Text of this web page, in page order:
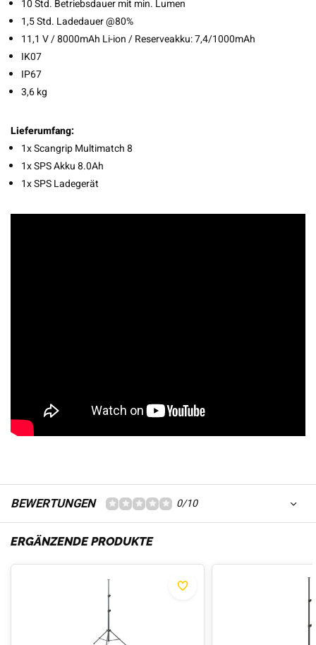
10 Std. Betriebsdauer mit min. Lumen
1,5 Std. Ladedauer @80%
11,1 V / 8000mAh Li-ion / Reserveakku: 7,4/1000mAh
IK07
IP67
3,6 kg
Lieferumfang:
1x Scangrip Multimatch 8
1x SPS Akku 8.0Ah
1x SPS Ladegerät
BEWERTUNGEN 0/10
ERGÄNZENDE PRODUKTE